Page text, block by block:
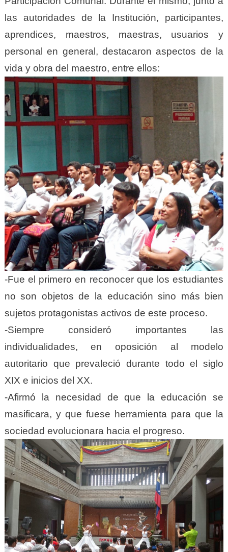
las autoridades de la Institución, participantes,
aprendices, maestros, maestras, usuarios y
personal en general, destacaron aspectos de la
vida y obra del maestro, entre ellos:
-Fue el primero en reconocer que los estudiantes
no son objetos de la educación sino más bien
sujetos protagonistas activos de este proceso.
-Siempre consideró importantes las
individualidades, en oposición al modelo
autoritario que prevaleció durante todo el siglo
XIX e inicios del XX.
-Afirmó la necesidad de que la educación se
masificara, y que fuese herramienta para que la
sociedad evolucionara hacia el progreso.